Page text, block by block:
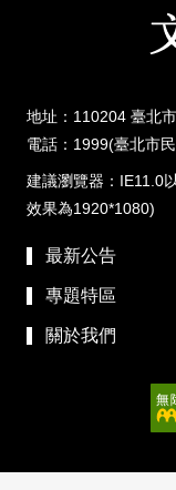
地址：110204 臺北
電話：1999(臺北市
建議瀏覽器：IE11.0
效果為1920*1080)
最新公告
專題特區
關於我們